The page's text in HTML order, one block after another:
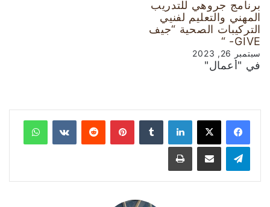
برنامج جروهي للتدريب
المهني والتعليم لفنيي
التركيبات الصحية “جيف
GIVE- “
سبتمبر 26, 2023
في "أعمال"
لينكدإن بينتيريست